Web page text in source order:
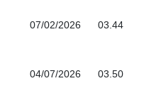
07/02/2026 03.44
04/07/2026 03.50